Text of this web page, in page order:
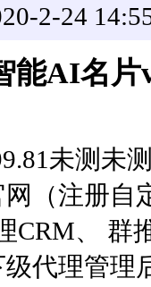
2-24
能AI名
未测未
（注册自
CRM、 群
代理管理